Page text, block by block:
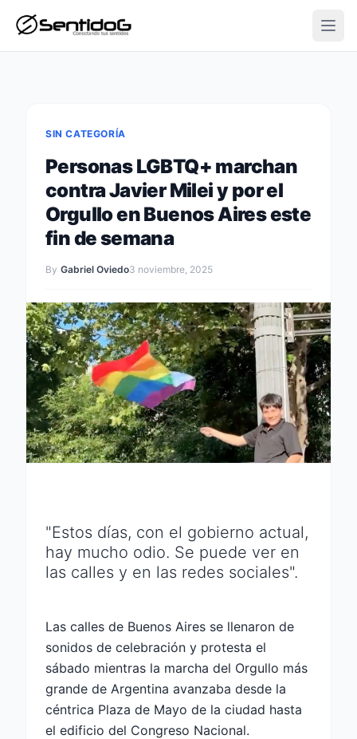
SIN CATEGORÍA
Personas LGBTQ+ marchan
contra Javier Milei y por el
Orgullo en Buenos Aires este
fin de semana
By Gabriel Oviedo3 noviembre, 2025
"Estos días, con el gobierno actual,
hay mucho odio. Se puede ver en
las calles y en las redes sociales".
Las calles de Buenos Aires se llenaron de
sonidos de celebración y protesta el
sábado mientras la marcha del Orgullo más
grande de Argentina avanzaba desde la
céntrica Plaza de Mayo de la ciudad hasta
el edificio del Congreso Nacional.